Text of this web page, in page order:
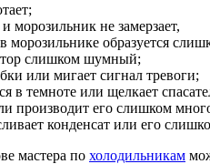
морозильник не замерзает,
образуется
слишком шумный;
или мигает сигнал тревоги;
в темноте или щелкает
производит его слишком
конденсат или его
мастера по холодильникам